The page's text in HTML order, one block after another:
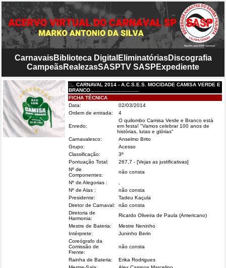
CarnavaisBiblioteca Digital EliminatóriasDiscografia
CampeãsRealezasSASPTV SASP Expediente
::.. CARNAVAL 2014 - A.C.S.E.S. MOCIDADE CAMISA VERDE E
BRANCO................................
FICHA TÉCNICA
Data:
02/03/2014
Ordem de entrada:
4
Enredo:
O quilombo Camisa Verde e Branco está
em festa! "Vamos celebrar 100 anos de
histórias, lutas e glórias"
Carnavalesco:
Anselmo Brito
Grupo:
Acesso
Classificação:
3º
Pontuação Total:
267,7 - [Vejas as justificativas]
Nº de
Componentes:
não consta
Nº de Alegorias :
Nº de Alas :
não consta
Presidente:
Tadeu Kaçula
Diretor de Carnaval:
não consta
Diretoria de
Harmonia:
Ricardo Oliveira de Paula (Americano)
Mestre de Bateria:
Mestre Neninho
Intérprete:
Juninho Berin
Coreógrafo da
Comissão de
Frente:
não consta
Rainha de Bateria:
Erika Rodrigues